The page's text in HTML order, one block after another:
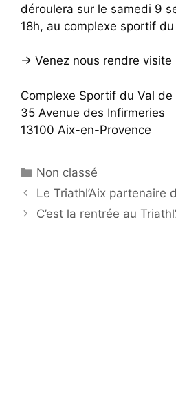
déroulera sur le samedi 9
18h, au complexe sportif du
-> Venez nous rendre
Complexe Sportif du Val de
35 Avenue des Infirmeries
13100 Aix-en-Provence
Catégories
Non classé
Le Triathl’Aix partenaire
C’est la rentrée au